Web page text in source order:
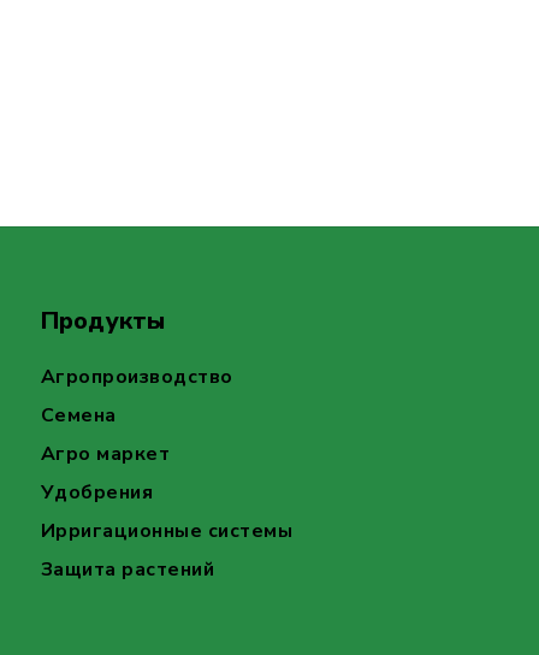
Продукты
Агропроизводство
Семена
Агро маркет
Удобрения
Ирригационные системы
Защита растений